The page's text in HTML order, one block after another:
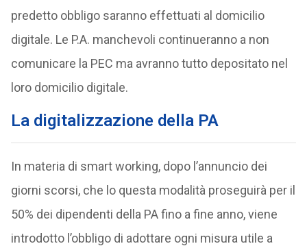
predetto obbligo saranno effettuati al domicilio
digitale. Le P.A. manchevoli continueranno a non
comunicare la PEC ma avranno tutto depositato nel
loro domicilio digitale.
La digitalizzazione della PA
In materia di smart working, dopo l’annuncio dei
giorni scorsi, che lo questa modalità proseguirà per il
50% dei dipendenti della PA fino a fine anno, viene
introdotto l’obbligo di adottare ogni misura utile a